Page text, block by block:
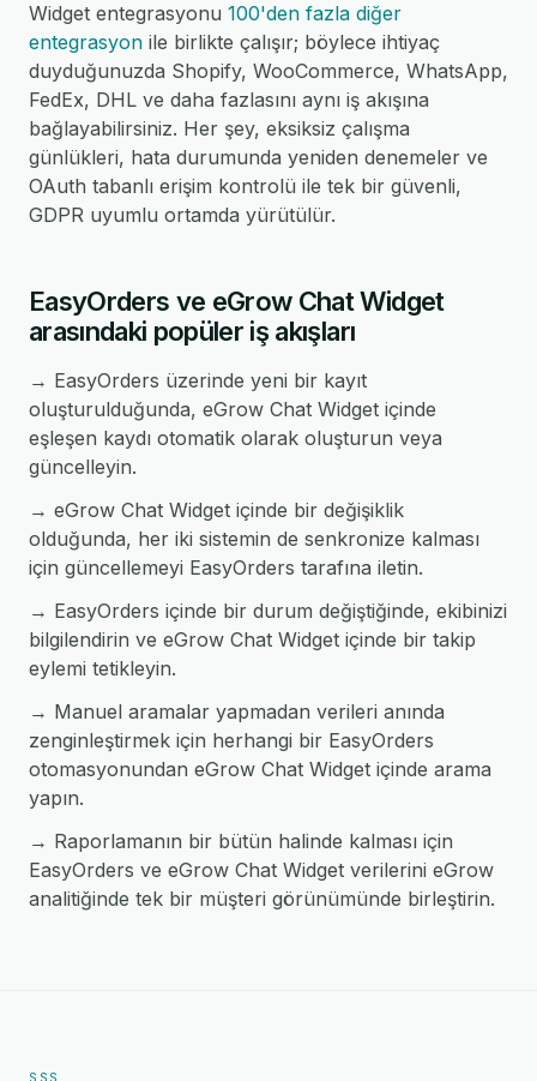
Widget entegrasyonu 100'den fazla diğer
entegrasyon ile birlikte çalışır; böylece ihtiyaç
duyduğunuzda Shopify, WooCommerce, WhatsApp,
FedEx, DHL ve daha fazlasını aynı iş akışına
bağlayabilirsiniz. Her şey, eksiksiz çalışma
günlükleri, hata durumunda yeniden denemeler ve
OAuth tabanlı erişim kontrolü ile tek bir güvenli,
GDPR uyumlu ortamda yürütülür.
EasyOrders ve eGrow Chat Widget
arasındaki popüler iş akışları
→ EasyOrders üzerinde yeni bir kayıt
oluşturulduğunda, eGrow Chat Widget içinde
eşleşen kaydı otomatik olarak oluşturun veya
güncelleyin.
→ eGrow Chat Widget içinde bir değişiklik
olduğunda, her iki sistemin de senkronize kalması
için güncellemeyi EasyOrders tarafına iletin.
→ EasyOrders içinde bir durum değiştiğinde, ekibinizi
bilgilendirin ve eGrow Chat Widget içinde bir takip
eylemi tetikleyin.
→ Manuel aramalar yapmadan verileri anında
zenginleştirmek için herhangi bir EasyOrders
otomasyonundan eGrow Chat Widget içinde arama
yapın.
→ Raporlamanın bir bütün halinde kalması için
EasyOrders ve eGrow Chat Widget verilerini eGrow
analitiğinde tek bir müşteri görünümünde birleştirin.
SSS